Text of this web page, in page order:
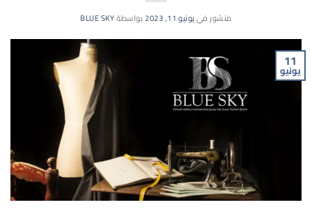
منشور فييونيو 11, 2023 بواسطةBLUE SKY
11
يونيو